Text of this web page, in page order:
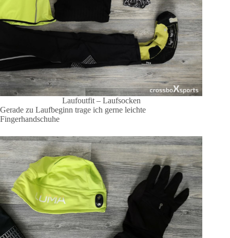
Laufoutfit – Laufsocken
Gerade zu Laufbeginn trage ich gerne leichte
Fingerhandschuhe